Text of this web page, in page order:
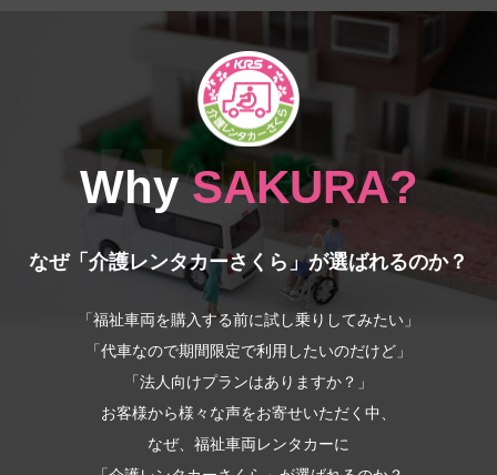
WhySAKURA?
なぜ「介護レンタカーさくら」が選ばれるのか？
「福祉車両を購入する前に試し乗りしてみたい」
「代車なので期間限定で利用したいのだけど」
「法人向けプランはありますか？」
お客様から様々な声をお寄せいただく中、
なぜ、福祉車両レンタカーに